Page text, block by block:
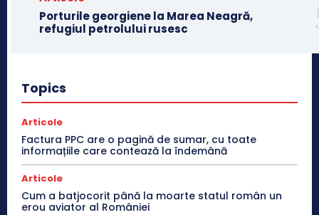
Porturile georgiene la Marea Neagră,
refugiul petrolului rusesc
Topics
Articole
Factura PPC are o pagină de sumar, cu toate
informațiile care contează la îndemână
Articole
Cum a batjocorit până la moarte statul român un
erou aviator al României